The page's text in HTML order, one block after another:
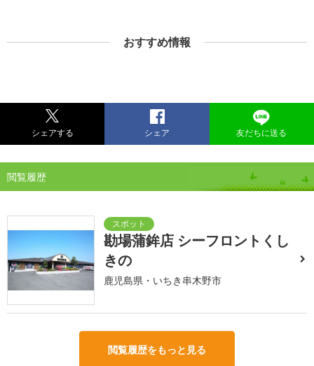
おすすめ情報
シェアする シェア 友だちに送る
閲覧履歴
勘場蒲鉾店 シーフロントくし
きの
鹿児島県・いちき串木野市
閲覧履歴をもっと見る